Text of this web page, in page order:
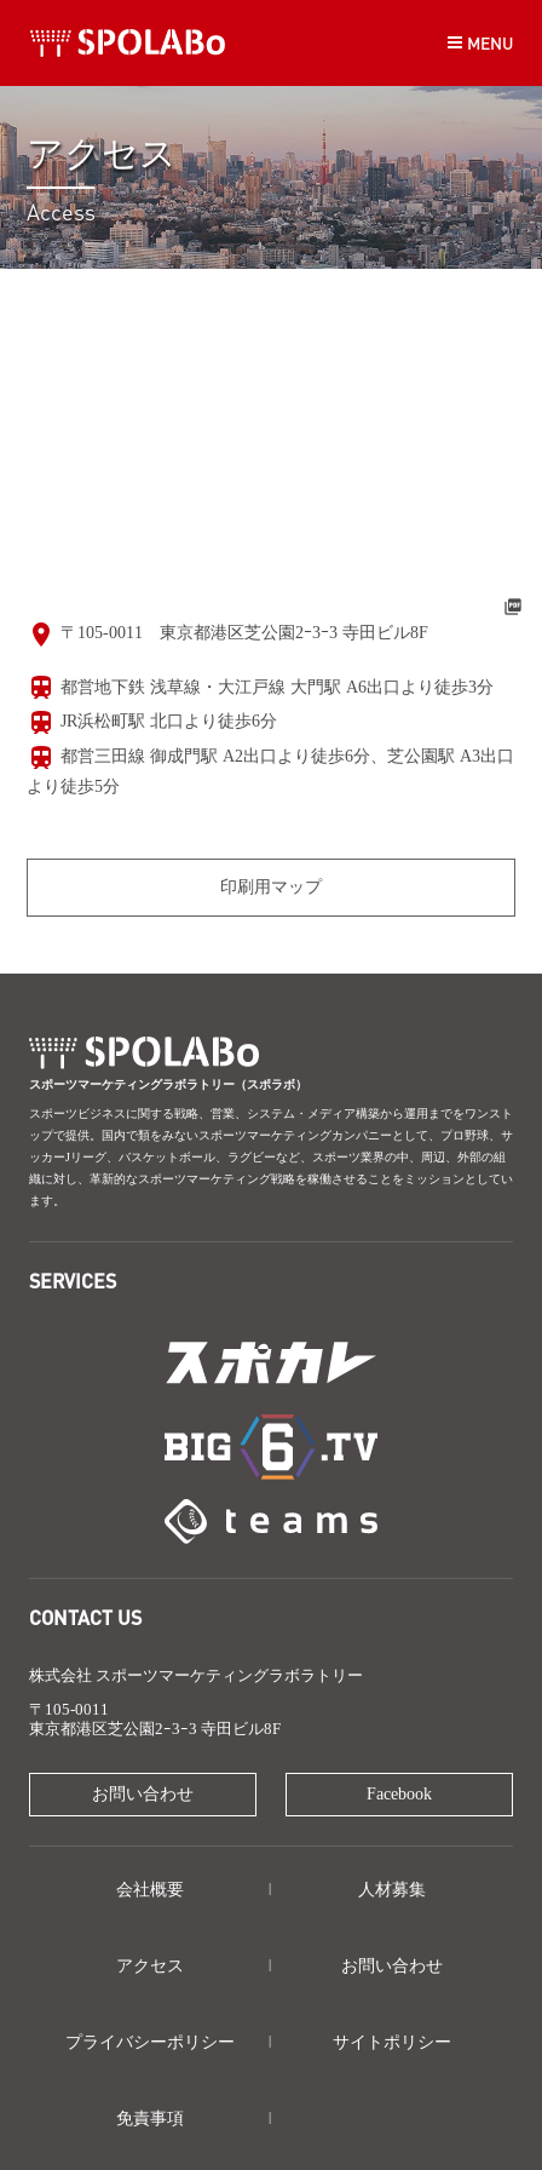
ツ
へ
ス
キ
ッ
プ
MENU
アクセス
Access
place 〒105-0011 東京都港区芝公園2ｰ3ｰ3 寺田ビル8F
train 都営地下鉄 浅草線・大江戸線 大門駅 A6出口より徒歩3分
train JR浜松町駅 北口より徒歩6分
train 都営三田線 御成門駅 A2出口より徒歩6分、芝公園駅 A3出口
より徒歩5分
印刷用マップ
picture_as_pdf
スポーツマーケティングラボラトリー（スポラボ）
スポーツビジネスに関する戦略、営業、システム・メディア構築から運用までをワンスト
ップで提供。国内で類をみないスポーツマーケティングカンパニーとして、プロ野球、サ
ッカーJリーグ、バスケットボール、ラグビーなど、スポーツ業界の中、周辺、外部の組
織に対し、革新的なスポーツマーケティング戦略を稼働させることをミッションとしてい
ます。
SERVICES
CONTACT US
株式会社 スポーツマーケティングラボラトリー
〒105-0011
東京都港区芝公園2ｰ3ｰ3 寺田ビル8F
お問い合わせ Facebook
会社概要 人材募集
アクセス お問い合わせ
プライバシーポリシー サイトポリシー
免責事項